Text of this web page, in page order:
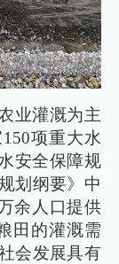
业灌溉为主
项重大水
安全保障规
划纲要》中
余人口提供
田的灌溉需
会发展具有